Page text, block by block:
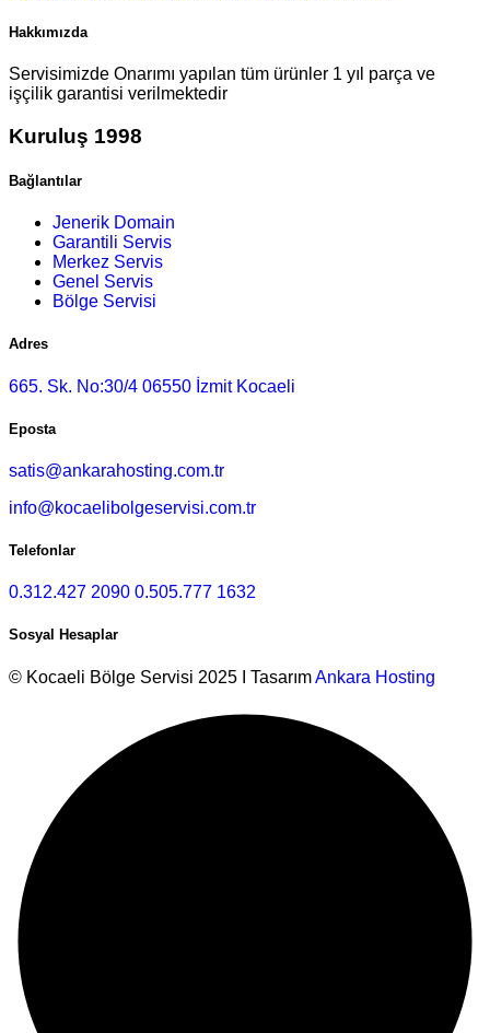
Hakkımızda
Servisimizde Onarımı yapılan tüm ürünler 1 yıl parça ve
işçilik garantisi verilmektedir
Kuruluş 1998
Bağlantılar
Jenerik Domain
Garantili Servis
Merkez Servis
Genel Servis
Bölge Servisi
Adres
665. Sk. No:30/4 06550 İzmit Kocaeli
Eposta
satis@ankarahosting.com.tr
info@kocaelibolgeservisi.com.tr
Telefonlar
0.312.427 2090 0.505.777 1632
Sosyal Hesaplar
© Kocaeli Bölge Servisi 2025 I TasarımAnkara Hosting